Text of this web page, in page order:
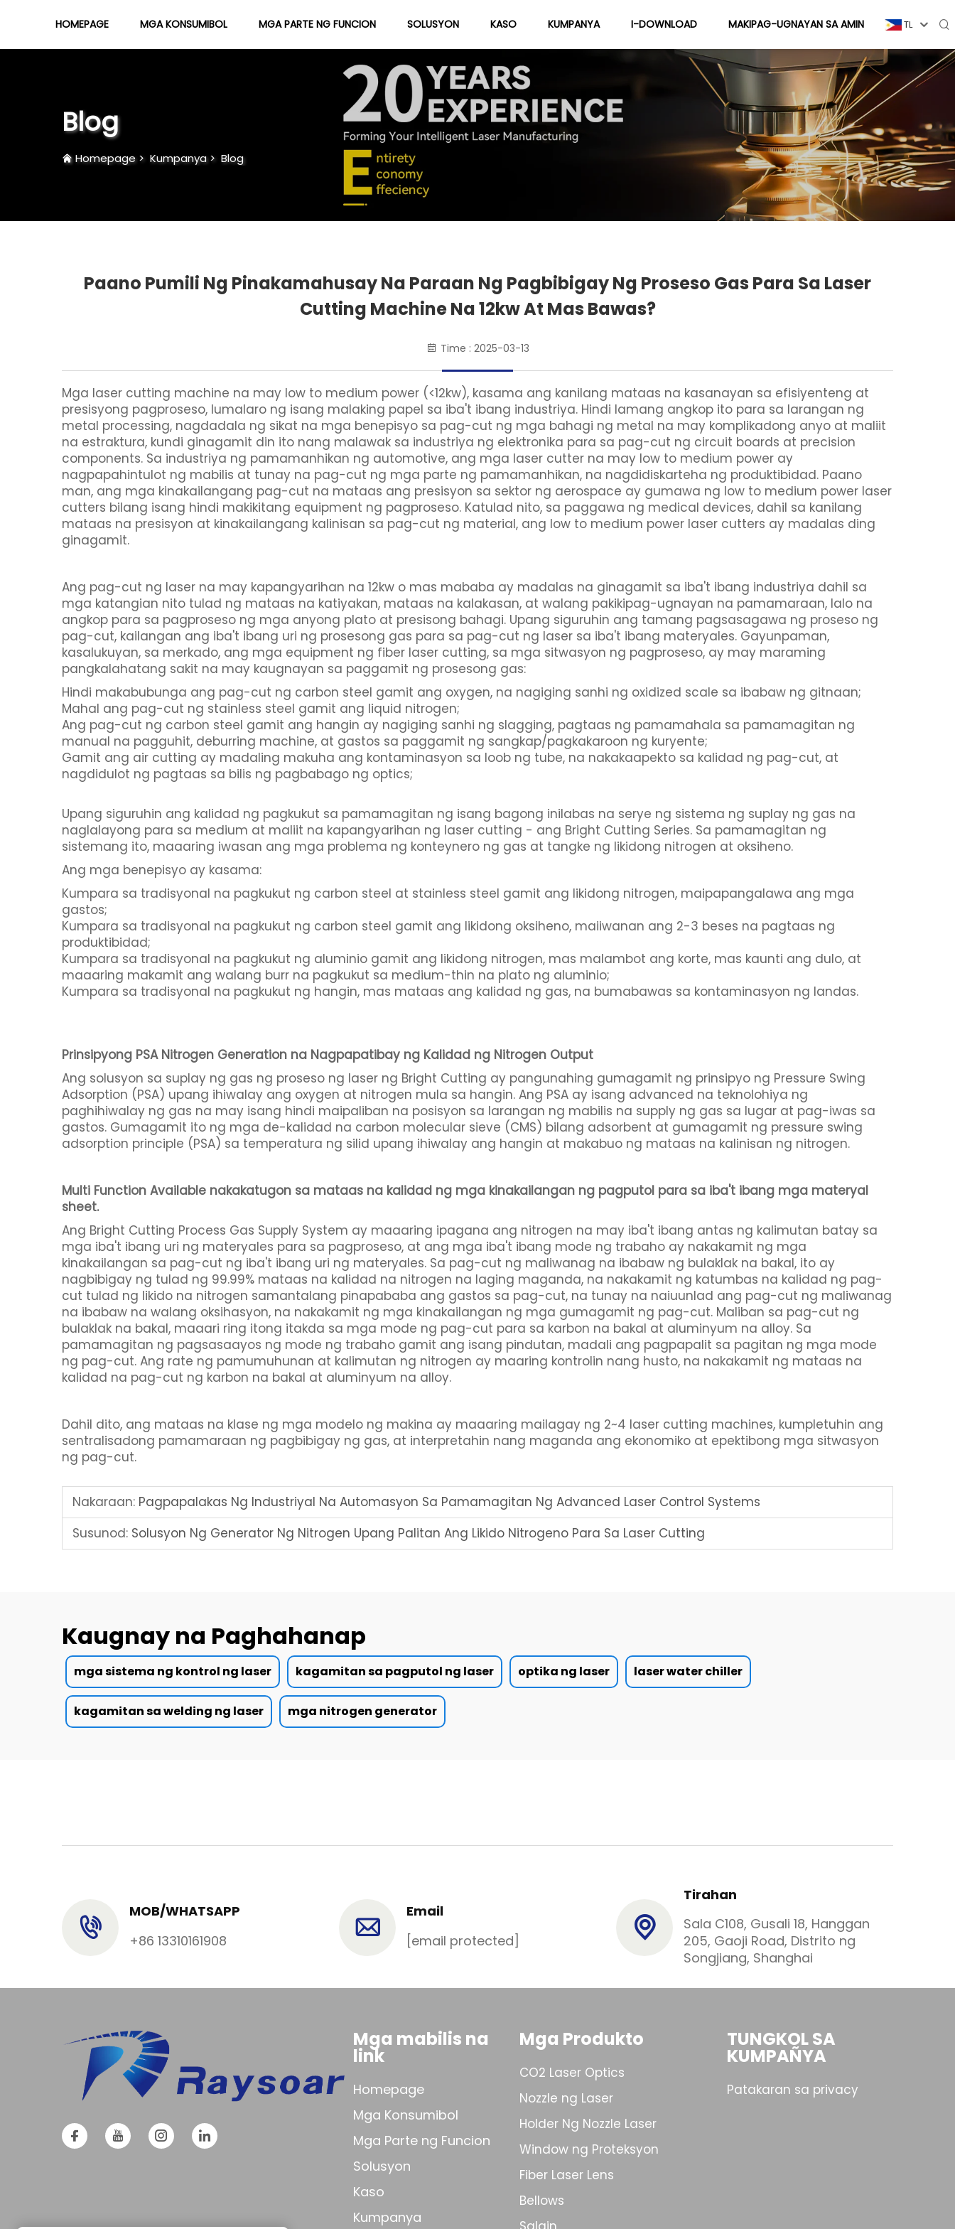
HOMEPAGE MGA KONSUMIBOL MGA PARTE NG FUNCION SOLUSYON KASO KUMPANYA
Tungkol Sa Amin
I-DOWNLOAD MAKIPAG-UGNAYAN SA AMIN TL
Blog
Homepage> Kumpanya> Blog
Paano Pumili Ng Pinakamahusay Na Paraan Ng Pagbibigay Ng Proseso Gas Para Sa Laser
Cutting Machine Na 12kw At Mas Bawas?
Time : 2025-03-13
Mga laser cutting machine na may low to medium power (<12kw), kasama ang kanilang mataas na kasanayan sa efisiyenteng at
presisyong pagproseso, lumalaro ng isang malaking papel sa iba't ibang industriya. Hindi lamang angkop ito para sa larangan ng
metal processing, nagdadala ng sikat na mga benepisyo sa pag-cut ng mga bahagi ng metal na may komplikadong anyo at maliit
na estraktura, kundi ginagamit din ito nang malawak sa industriya ng elektronika para sa pag-cut ng circuit boards at precision
components. Sa industriya ng pamamanhikan ng automotive, ang mga laser cutter na may low to medium power ay
nagpapahintulot ng mabilis at tunay na pag-cut ng mga parte ng pamamanhikan, na nagdidiskarteha ng produktibidad. Paano
man, ang mga kinakailangang pag-cut na mataas ang presisyon sa sektor ng aerospace ay gumawa ng low to medium power laser
cutters bilang isang hindi makikitang equipment ng pagproseso. Katulad nito, sa paggawa ng medical devices, dahil sa kanilang
mataas na presisyon at kinakailangang kalinisan sa pag-cut ng material, ang low to medium power laser cutters ay madalas ding
ginagamit.
Ang pag-cut ng laser na may kapangyarihan na 12kw o mas mababa ay madalas na ginagamit sa iba't ibang industriya dahil sa
mga katangian nito tulad ng mataas na katiyakan, mataas na kalakasan, at walang pakikipag-ugnayan na pamamaraan, lalo na
angkop para sa pagproseso ng mga anyong plato at presisong bahagi. Upang siguruhin ang tamang pagsasagawa ng proseso ng
pag-cut, kailangan ang iba't ibang uri ng prosesong gas para sa pag-cut ng laser sa iba't ibang materyales. Gayunpaman,
kasalukuyan, sa merkado, ang mga equipment ng fiber laser cutting, sa mga sitwasyon ng pagproseso, ay may maraming
pangkalahatang sakit na may kaugnayan sa paggamit ng prosesong gas:
Hindi makabubunga ang pag-cut ng carbon steel gamit ang oxygen, na nagiging sanhi ng oxidized scale sa ibabaw ng gitnaan;
Mahal ang pag-cut ng stainless steel gamit ang liquid nitrogen;
Ang pag-cut ng carbon steel gamit ang hangin ay nagiging sanhi ng slagging, pagtaas ng pamamahala sa pamamagitan ng
manual na pagguhit, deburring machine, at gastos sa paggamit ng sangkap/pagkakaroon ng kuryente;
Gamit ang air cutting ay madaling makuha ang kontaminasyon sa loob ng tube, na nakakaapekto sa kalidad ng pag-cut, at
nagdidulot ng pagtaas sa bilis ng pagbabago ng optics;
Upang siguruhin ang kalidad ng pagkukut sa pamamagitan ng isang bagong inilabas na serye ng sistema ng suplay ng gas na
naglalayong para sa medium at maliit na kapangyarihan ng laser cutting - ang Bright Cutting Series. Sa pamamagitan ng
sistemang ito, maaaring iwasan ang mga problema ng konteynero ng gas at tangke ng likidong nitrogen at oksiheno.
Ang mga benepisyo ay kasama:
Kumpara sa tradisyonal na pagkukut ng carbon steel at stainless steel gamit ang likidong nitrogen, maipapangalawa ang mga
gastos;
Kumpara sa tradisyonal na pagkukut ng carbon steel gamit ang likidong oksiheno, maiiwanan ang 2-3 beses na pagtaas ng
produktibidad;
Kumpara sa tradisyonal na pagkukut ng aluminio gamit ang likidong nitrogen, mas malambot ang korte, mas kaunti ang dulo, at
maaaring makamit ang walang burr na pagkukut sa medium-thin na plato ng aluminio;
Kumpara sa tradisyonal na pagkukut ng hangin, mas mataas ang kalidad ng gas, na bumabawas sa kontaminasyon ng landas.
Prinsipyong PSA Nitrogen Generation na Nagpapatibay ng Kalidad ng Nitrogen Output
Ang solusyon sa suplay ng gas ng proseso ng laser ng Bright Cutting ay pangunahing gumagamit ng prinsipyo ng Pressure Swing
Adsorption (PSA) upang ihiwalay ang oxygen at nitrogen mula sa hangin. Ang PSA ay isang advanced na teknolohiya ng
paghihiwalay ng gas na may isang hindi maipaliban na posisyon sa larangan ng mabilis na supply ng gas sa lugar at pag-iwas sa
gastos. Gumagamit ito ng mga de-kalidad na carbon molecular sieve (CMS) bilang adsorbent at gumagamit ng pressure swing
adsorption principle (PSA) sa temperatura ng silid upang ihiwalay ang hangin at makabuo ng mataas na kalinisan ng nitrogen.
Multi Function Available nakakatugon sa mataas na kalidad ng mga kinakailangan ng pagputol para sa iba't ibang mga materyal
sheet.
Ang Bright Cutting Process Gas Supply System ay maaaring ipagana ang nitrogen na may iba't ibang antas ng kalimutan batay sa
mga iba't ibang uri ng materyales para sa pagproseso, at ang mga iba't ibang mode ng trabaho ay nakakamit ng mga
kinakailangan sa pag-cut ng iba't ibang uri ng materyales. Sa pag-cut ng maliwanag na ibabaw ng bulaklak na bakal, ito ay
nagbibigay ng tulad ng 99.99% mataas na kalidad na nitrogen na laging maganda, na nakakamit ng katumbas na kalidad ng pag-
cut tulad ng likido na nitrogen samantalang pinapababa ang gastos sa pag-cut, na tunay na naiuunlad ang pag-cut ng maliwanag
na ibabaw na walang oksihasyon, na nakakamit ng mga kinakailangan ng mga gumagamit ng pag-cut. Maliban sa pag-cut ng
bulaklak na bakal, maaari ring itong itakda sa mga mode ng pag-cut para sa karbon na bakal at aluminyum na alloy. Sa
pamamagitan ng pagsasaayos ng mode ng trabaho gamit ang isang pindutan, madali ang pagpapalit sa pagitan ng mga mode
ng pag-cut. Ang rate ng pamumuhunan at kalimutan ng nitrogen ay maaring kontrolin nang husto, na nakakamit ng mataas na
kalidad na pag-cut ng karbon na bakal at aluminyum na alloy.
Dahil dito, ang mataas na klase ng mga modelo ng makina ay maaaring mailagay ng 2~4 laser cutting machines, kumpletuhin ang
sentralisadong pamamaraan ng pagbibigay ng gas, at interpretahin nang maganda ang ekonomiko at epektibong mga sitwasyon
ng pag-cut.
Nakaraan: Pagpapalakas Ng Industriyal Na Automasyon Sa Pamamagitan Ng Advanced Laser Control Systems
Susunod: Solusyon Ng Generator Ng Nitrogen Upang Palitan Ang Likido Nitrogeno Para Sa Laser Cutting
Kaugnay na Paghahanap
mga sistema ng kontrol ng laser kagamitan sa pagputol ng laser optika ng laser laser water chiller
kagamitan sa welding ng laser mga nitrogen generator
MOB/WHATSAPP
+86 13310161908
Email
[email protected]
Tirahan
Sala C108, Gusali 18, Hanggan
205, Gaoji Road, Distrito ng
Songjiang, Shanghai
Mga mabilis na
link
Homepage
Mga Konsumibol
Mga Parte ng Funcion
Solusyon
Kaso
Kumpanya
Mga Produkto
CO2 Laser Optics
Nozzle ng Laser
Holder Ng Nozzle Laser
Window ng Proteksyon
Fiber Laser Lens
Bellows
TUNGKOL SA
KUMPAÑYA
Patakaran sa privacy